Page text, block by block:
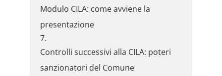
Modulo CILA: come avviene la
presentazione
Controlli successivi alla CILA: poteri
sanzionatori del Comune